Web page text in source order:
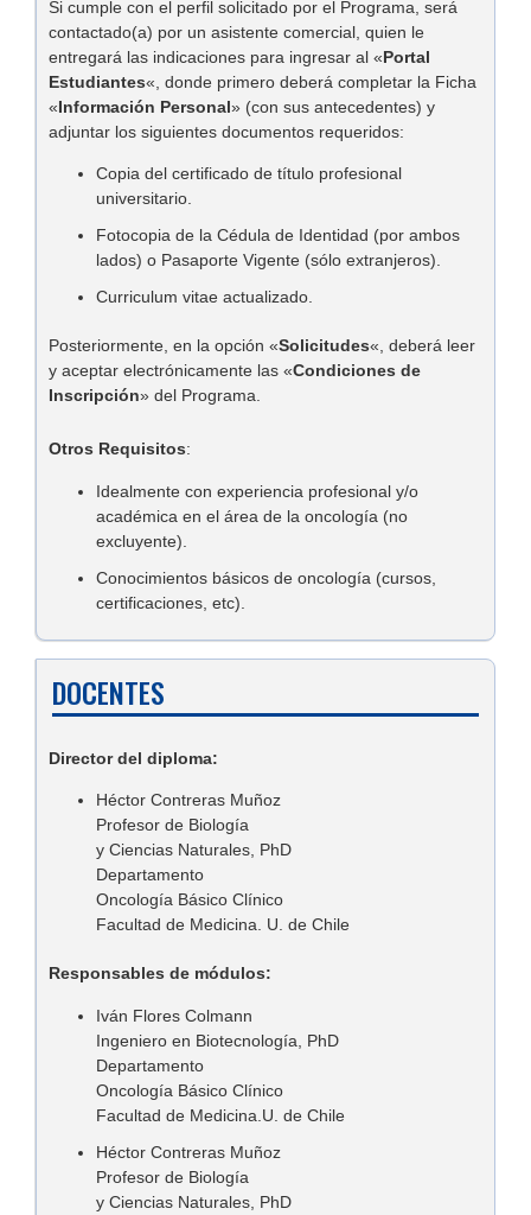
Si cumple con el perfil solicitado por el Programa, será
contactado(a) por un asistente comercial, quien le
entregará las indicaciones para ingresar al «Portal
Estudiantes«, donde primero deberá completar la Ficha
«Información Personal» (con sus antecedentes) y
adjuntar los siguientes documentos requeridos:
Copia del certificado de título profesional
universitario.
Fotocopia de la Cédula de Identidad (por ambos
lados) o Pasaporte Vigente (sólo extranjeros).
Curriculum vitae actualizado.
Posteriormente, en la opción «Solicitudes«, deberá leer
y aceptar electrónicamente las «Condiciones de
Inscripción» del Programa.
Otros Requisitos:
Idealmente con experiencia profesional y/o
académica en el área de la oncología (no
excluyente).
Conocimientos básicos de oncología (cursos,
certificaciones, etc).
DOCENTES
Director del diploma:
Héctor Contreras Muñoz
Profesor de Biología
y Ciencias Naturales, PhD
Departamento
Oncología Básico Clínico
Facultad de Medicina. U. de Chile
Responsables de módulos:
Iván Flores Colmann
Ingeniero en Biotecnología, PhD
Departamento
Oncología Básico Clínico
Facultad de Medicina.U. de Chile
Héctor Contreras Muñoz
Profesor de Biología
y Ciencias Naturales, PhD